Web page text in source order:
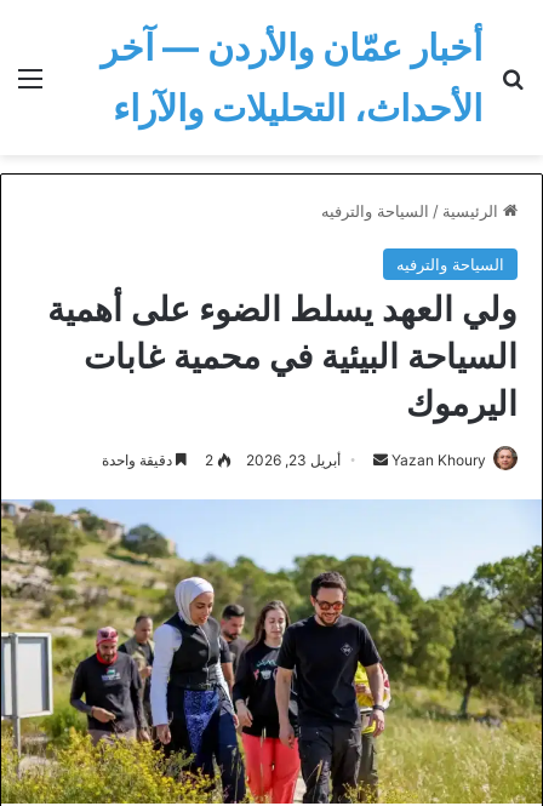
أخبار عمّان والأردن — آخر
الأحداث، التحليلات والآراء
الرئيسية / السياحة والترفيه
السياحة والترفيه
ولي العهد يسلط الضوء على أهمية
السياحة البيئية في محمية غابات
اليرموك
Yazan Khoury
أرسل أبريل 23, 2026 2 دقيقة واحدة